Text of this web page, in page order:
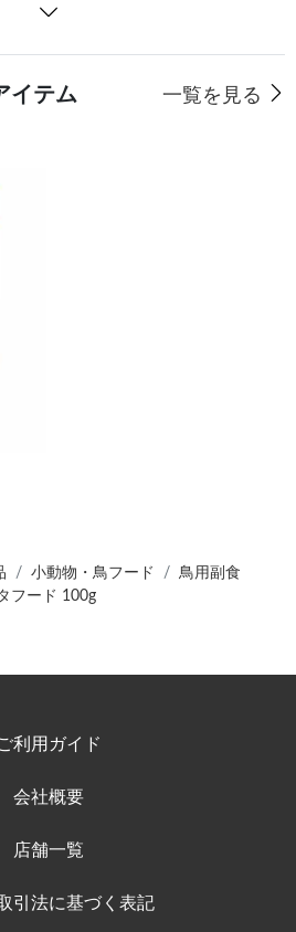
イテム 一覧を見る
小動物・鳥フード
鳥用副食
フード 100g
利用ガイド
会社概要
店舗一覧
引法に基づく表記